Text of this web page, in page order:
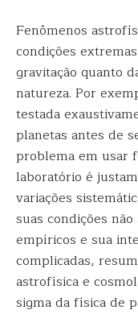
Fenômenos
condições
gravitação quanto
natureza. Por
testada
planetas antes de
problema em usar
laboratório é
variações
suas condições
empíricos e sua
complicadas,
astrofísica e
sigma da física de